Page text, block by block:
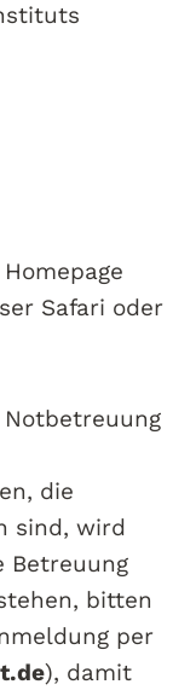
Safari oder
Notbetreuung
die
sind, wird
Betreuung
bitten
per
), damit